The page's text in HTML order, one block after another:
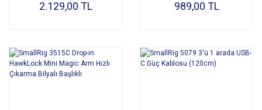
2.129,00 TL 989,00 TL